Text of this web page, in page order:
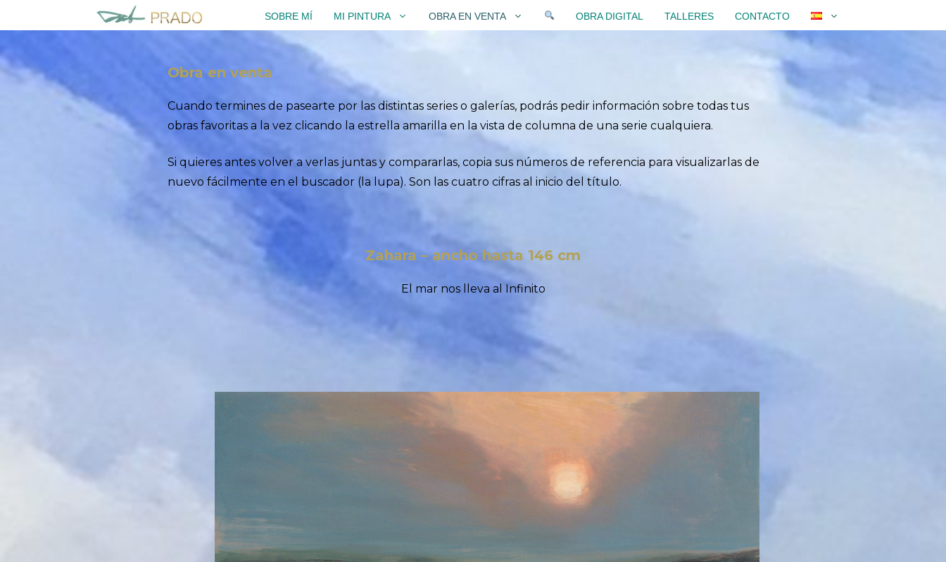
al
SOBRE MÍ MI PINTURA OBRA EN VENTA OBRA DIGITAL TALLERES CONTACTO
Obra en venta
Cuando termines de pasearte por las distintas series o galerías, podrás pedir información sobre todas tus
obras favoritas a la vez clicando la estrella amarilla en la vista de columna de una serie cualquiera.
Si quieres antes volver a verlas juntas y compararlas, copia sus números de referencia para visualizarlas de
nuevo fácilmente en el buscador (la lupa). Son las cuatro cifras al inicio del título.
Zahara – ancho hasta 146 cm
El mar nos lleva al Infinito